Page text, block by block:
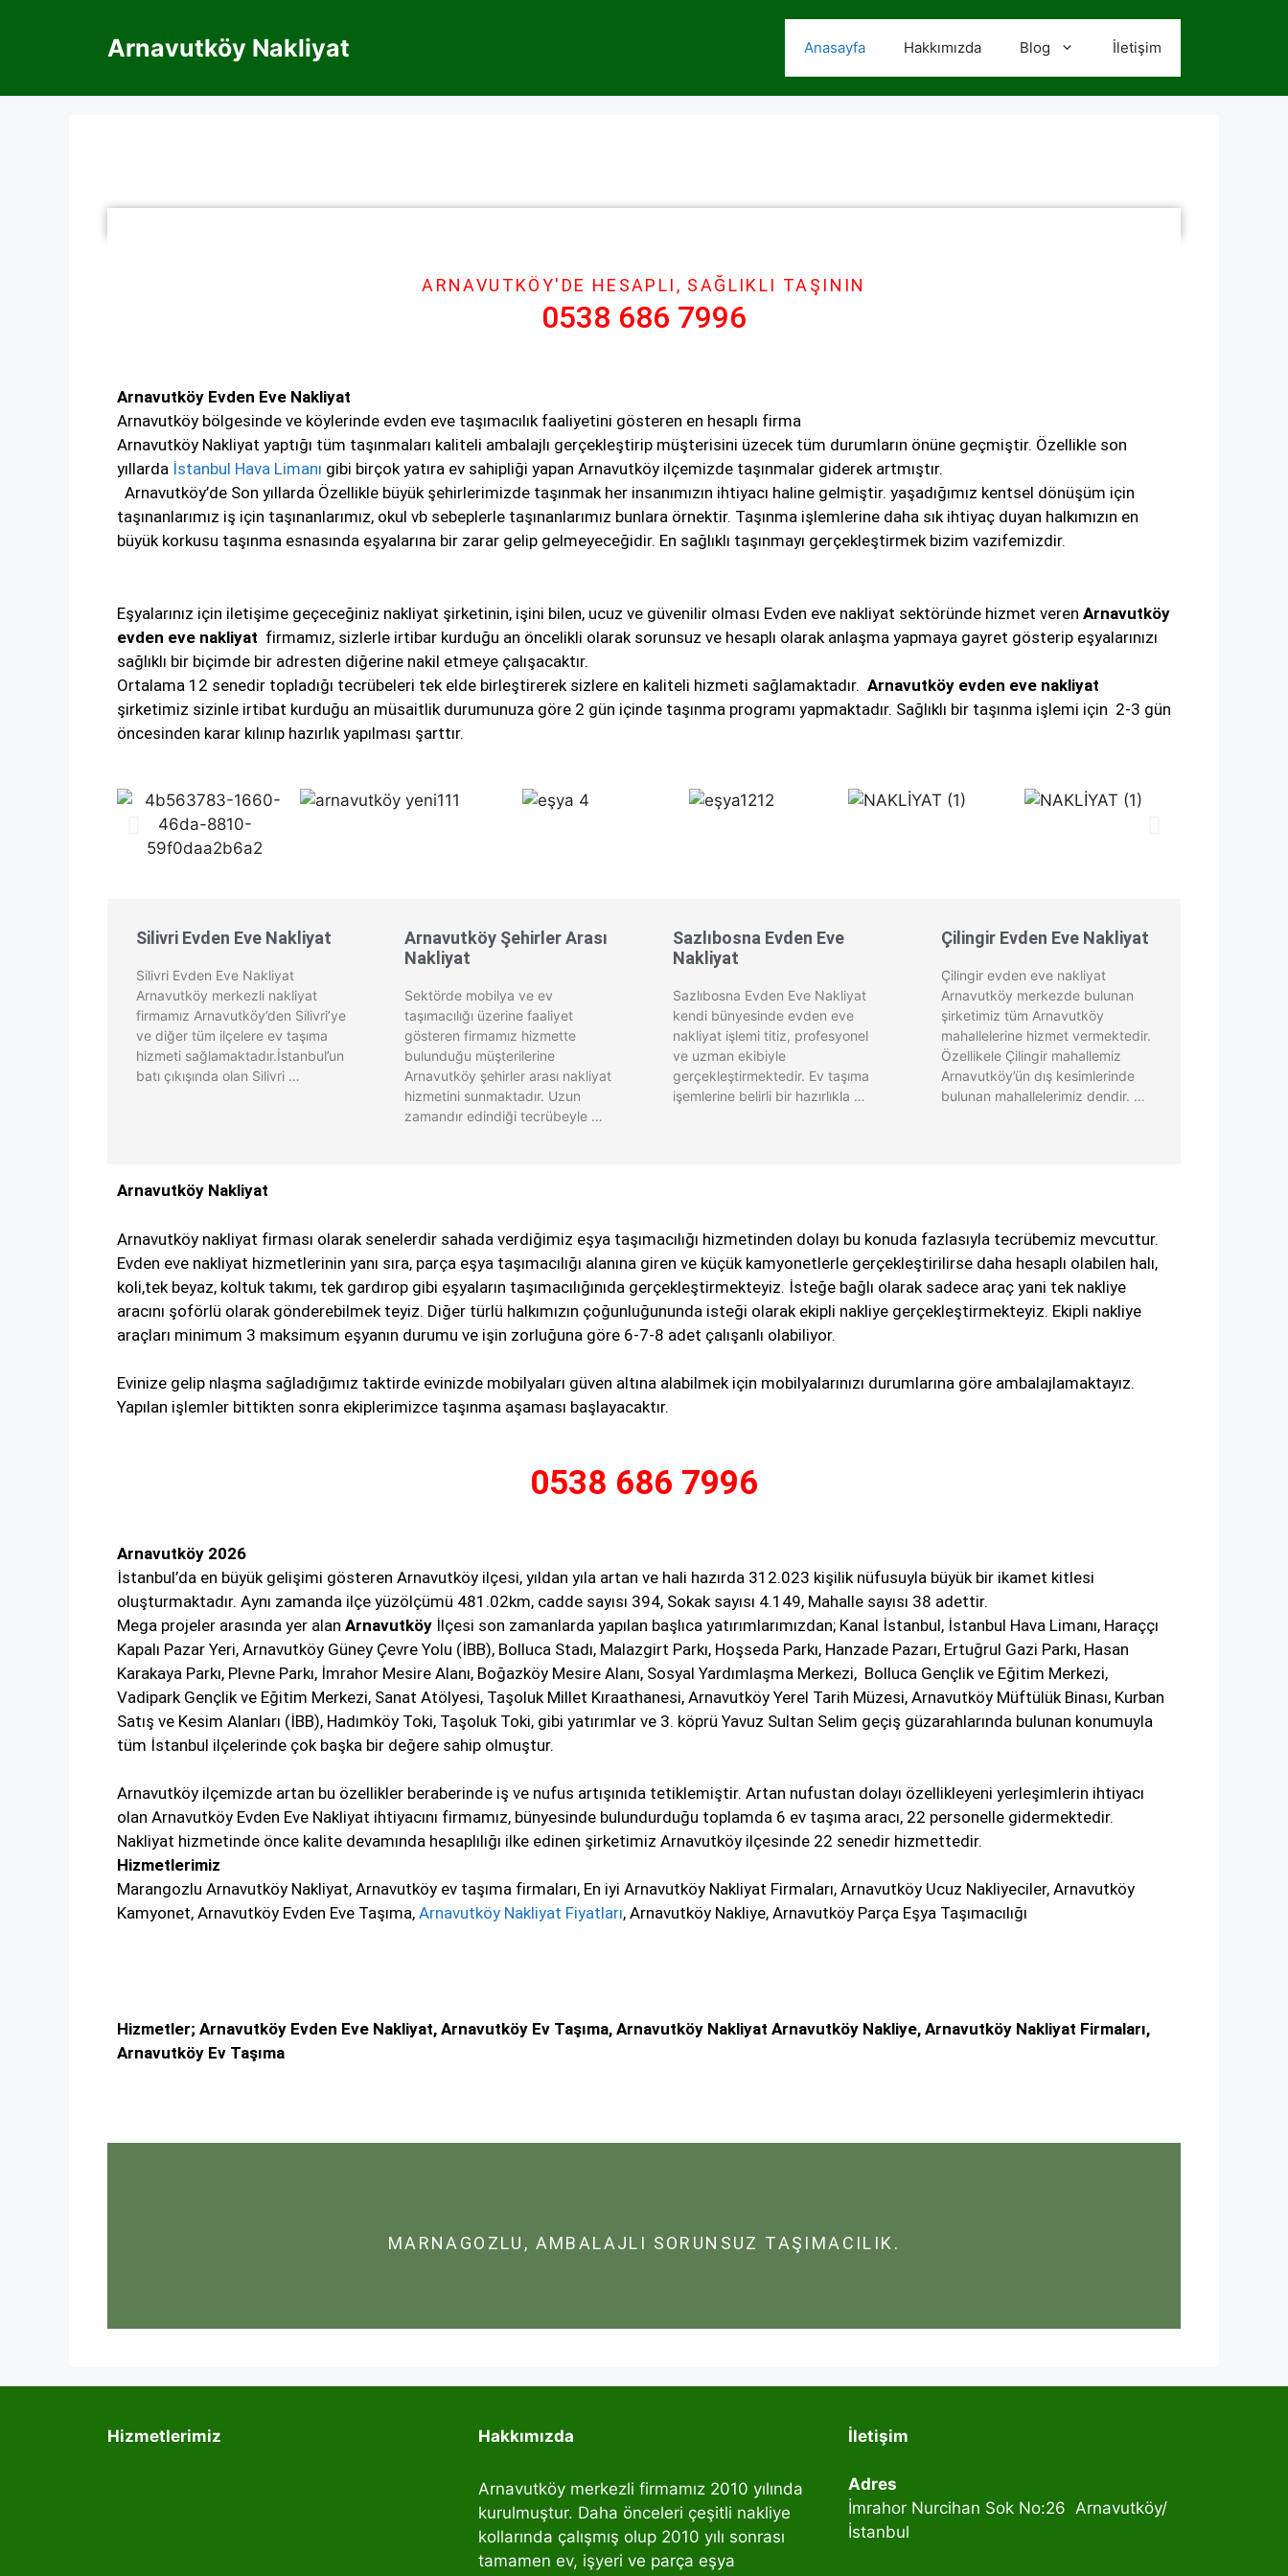
Arnavutköy Nakliyat Anasayfa Hakkımızda Blog İletişim
ARNAVUTKÖY'DE HESAPLI, SAĞLIKLI TAŞININ
0538 686 7996
Arnavutköy Evden Eve Nakliyat
Arnavutköy bölgesinde ve köylerinde evden eve taşımacılık faaliyetini gösteren en hesaplı firma
Arnavutköy Nakliyat yaptığı tüm taşınmaları kaliteli ambalajlı gerçekleştirip müşterisini üzecek tüm durumların önüne geçmiştir. Özellikle son
yıllarda İstanbul Hava Limanı gibi birçok yatıra ev sahipliği yapan Arnavutköy ilçemizde taşınmalar giderek artmıştır.
Arnavutköy’de Son yıllarda Özellikle büyük şehirlerimizde taşınmak her insanımızın ihtiyacı haline gelmiştir. yaşadığımız kentsel dönüşüm için
taşınanlarımız iş için taşınanlarımız, okul vb sebeplerle taşınanlarımız bunlara örnektir. Taşınma işlemlerine daha sık ihtiyaç duyan halkımızın en
büyük korkusu taşınma esnasında eşyalarına bir zarar gelip gelmeyeceğidir. En sağlıklı taşınmayı gerçekleştirmek bizim vazifemizdir.
Eşyalarınız için iletişime geçeceğiniz nakliyat şirketinin, işini bilen, ucuz ve güvenilir olması Evden eve nakliyat sektöründe hizmet veren Arnavutköy
evden eve nakliyat firmamız, sizlerle irtibar kurduğu an öncelikli olarak sorunsuz ve hesaplı olarak anlaşma yapmaya gayret gösterip eşyalarınızı
sağlıklı bir biçimde bir adresten diğerine nakil etmeye çalışacaktır.
Ortalama 12 senedir topladığı tecrübeleri tek elde birleştirerek sizlere en kaliteli hizmeti sağlamaktadır. Arnavutköy evden eve nakliyat
şirketimiz sizinle irtibat kurduğu an müsaitlik durumunuza göre 2 gün içinde taşınma programı yapmaktadır. Sağlıklı bir taşınma işlemi için 2-3 gün
öncesinden karar kılınıp hazırlık yapılması şarttır.
Silivri Evden Eve Nakliyat
Silivri Evden Eve Nakliyat
Arnavutköy merkezli nakliyat
firmamız Arnavutköy’den Silivri’ye
ve diğer tüm ilçelere ev taşıma
hizmeti sağlamaktadır.İstanbul’un
batı çıkışında olan Silivri …
Arnavutköy Şehirler Arası
Nakliyat
Sektörde mobilya ve ev
taşımacılığı üzerine faaliyet
gösteren firmamız hizmette
bulunduğu müşterilerine
Arnavutköy şehirler arası nakliyat
hizmetini sunmaktadır. Uzun
zamandır edindiği tecrübeyle …
Sazlıbosna Evden Eve
Nakliyat
Sazlıbosna Evden Eve Nakliyat
kendi bünyesinde evden eve
nakliyat işlemi titiz, profesyonel
ve uzman ekibiyle
gerçekleştirmektedir. Ev taşıma
işemlerine belirli bir hazırlıkla …
Çilingir Evden Eve Nakliyat
Çilingir evden eve nakliyat
Arnavutköy merkezde bulunan
şirketimiz tüm Arnavutköy
mahallelerine hizmet vermektedir.
Özellikele Çilingir mahallemiz
Arnavutköy’ün dış kesimlerinde
bulunan mahallelerimiz dendir. …
Arnavutköy Nakliyat
Arnavutköy nakliyat firması olarak senelerdir sahada verdiğimiz eşya taşımacılığı hizmetinden dolayı bu konuda fazlasıyla tecrübemiz mevcuttur.
Evden eve nakliyat hizmetlerinin yanı sıra, parça eşya taşımacılığı alanına giren ve küçük kamyonetlerle gerçekleştirilirse daha hesaplı olabilen halı,
koli,tek beyaz, koltuk takımı, tek gardırop gibi eşyaların taşımacılığınıda gerçekleştirmekteyiz. İsteğe bağlı olarak sadece araç yani tek nakliye
aracını şoförlü olarak gönderebilmek teyiz. Diğer türlü halkımızın çoğunluğununda isteği olarak ekipli nakliye gerçekleştirmekteyiz. Ekipli nakliye
araçları minimum 3 maksimum eşyanın durumu ve işin zorluğuna göre 6-7-8 adet çalışanlı olabiliyor.
Evinize gelip nlaşma sağladığımız taktirde evinizde mobilyaları güven altına alabilmek için mobilyalarınızı durumlarına göre ambalajlamaktayız.
Yapılan işlemler bittikten sonra ekiplerimizce taşınma aşaması başlayacaktır.
0538 686 7996
Arnavutköy 2026
İstanbul’da en büyük gelişimi gösteren Arnavutköy ilçesi, yıldan yıla artan ve hali hazırda 312.023 kişilik nüfusuyla büyük bir ikamet kitlesi
oluşturmaktadır. Aynı zamanda ilçe yüzölçümü 481.02km, cadde sayısı 394, Sokak sayısı 4.149, Mahalle sayısı 38 adettir.
Mega projeler arasında yer alan Arnavutköy İlçesi son zamanlarda yapılan başlıca yatırımlarımızdan; Kanal İstanbul, İstanbul Hava Limanı, Haraççı
Kapalı Pazar Yeri, Arnavutköy Güney Çevre Yolu (İBB), Bolluca Stadı, Malazgirt Parkı, Hoşseda Parkı, Hanzade Pazarı, Ertuğrul Gazi Parkı, Hasan
Karakaya Parkı, Plevne Parkı, İmrahor Mesire Alanı, Boğazköy Mesire Alanı, Sosyal Yardımlaşma Merkezi, Bolluca Gençlik ve Eğitim Merkezi,
Vadipark Gençlik ve Eğitim Merkezi, Sanat Atölyesi, Taşoluk Millet Kıraathanesi, Arnavutköy Yerel Tarih Müzesi, Arnavutköy Müftülük Binası, Kurban
Satış ve Kesim Alanları (İBB), Hadımköy Toki, Taşoluk Toki, gibi yatırımlar ve 3. köprü Yavuz Sultan Selim geçiş güzarahlarında bulunan konumuyla
tüm İstanbul ilçelerinde çok başka bir değere sahip olmuştur.
Arnavutköy ilçemizde artan bu özellikler beraberinde iş ve nufus artışınıda tetiklemiştir. Artan nufustan dolayı özellikleyeni yerleşimlerin ihtiyacı
olan Arnavutköy Evden Eve Nakliyat ihtiyacını firmamız, bünyesinde bulundurduğu toplamda 6 ev taşıma aracı, 22 personelle gidermektedir.
Nakliyat hizmetinde önce kalite devamında hesaplılığı ilke edinen şirketimiz Arnavutköy ilçesinde 22 senedir hizmettedir.
Hizmetlerimiz
Marangozlu Arnavutköy Nakliyat, Arnavutköy ev taşıma firmaları, En iyi Arnavutköy Nakliyat Firmaları, Arnavutköy Ucuz Nakliyeciler, Arnavutköy
Kamyonet, Arnavutköy Evden Eve Taşıma, Arnavutköy Nakliyat Fiyatları, Arnavutköy Nakliye, Arnavutköy Parça Eşya Taşımacılığı
Hizmetler; Arnavutköy Evden Eve Nakliyat, Arnavutköy Ev Taşıma, Arnavutköy Nakliyat Arnavutköy Nakliye, Arnavutköy Nakliyat Firmaları,
Arnavutköy Ev Taşıma
MARNAGOZLU, AMBALAJLI SORUNSUZ TAŞIMACILIK.
Hizmetlerimiz Hakkımızda
Arnavutköy merkezli firmamız 2010 yılında
kurulmuştur. Daha önceleri çeşitli nakliye
kollarında çalışmış olup 2010 yılı sonrası
tamamen ev, işyeri ve parça eşya
İletişim
Adres
İmrahor Nurcihan Sok No:26 Arnavutköy/
İstanbul